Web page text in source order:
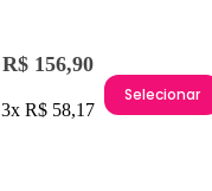
R$ 156,90
3x R$ 58,17
Selecionar